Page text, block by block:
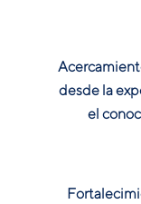
desde la
el